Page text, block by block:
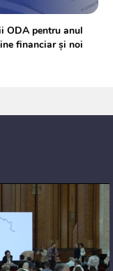
ODA pentru anul
financiar și noi